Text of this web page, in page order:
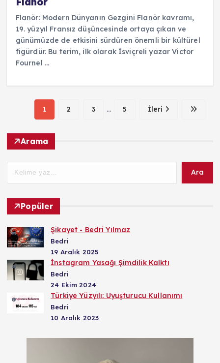
Flanör: Modern Dünyanın Gezgini Flanör kavramı,
19. yüzyıl Fransız düşüncesinde ortaya çıkan ve
günümüzde de etkisini sürdüren önemli bir kültürel
figürdür. Bu terim, ilk olarak İsviçreli yazar Victor
Fournel ...
1 2 3 ... 5 İleri
Arama
Ara
Popüler
Şikayet - Bedri Yılmaz
Bedri
19 Aralık 2025
İnstagram Yasağı Şimdilik Kalktı
Bedri
24 Ekim 2024
Türkiye Yüzyılı: Uyuşturucu Kullanımı
Bedri
10 Aralık 2023